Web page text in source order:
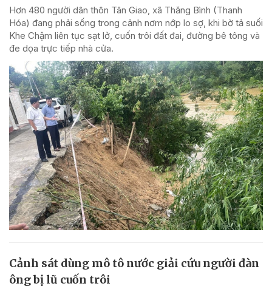
Hơn 480 người dân thôn Tân Giao, xã Thăng Bình (Thanh
Hóa) đang phải sống trong cảnh nơm nớp lo sợ, khi bờ tả suối
Khe Chậm liên tục sạt lở, cuốn trôi đất đai, đường bê tông và
đe dọa trực tiếp nhà cửa.
Cảnh sát dùng mô tô nước giải cứu người đàn
ông bị lũ cuốn trôi